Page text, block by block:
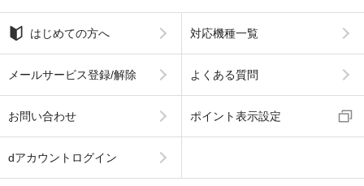
はじめての方へ 対応機種一覧
メールサービス登録/解除 よくある質問
お問い合わせ ポイント表示設定
dアカウントログイン